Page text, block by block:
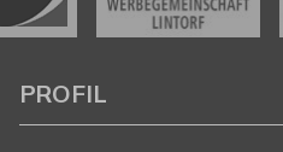
PROFIL